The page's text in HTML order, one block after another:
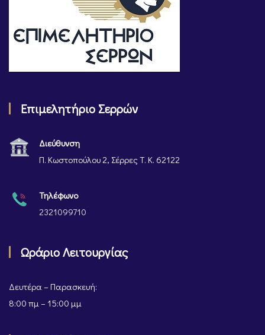
Επιμελητήριο Σερρών
Διεύθυνση
Π. Κωστοπούλου 2, Σέρρες Τ. Κ. 62122
Τηλέφωνο
2321099710
Ωράριο Λειτουργίας
Δευτέρα – Παρασκευή:
8:00 πμ – 15:00 μμ